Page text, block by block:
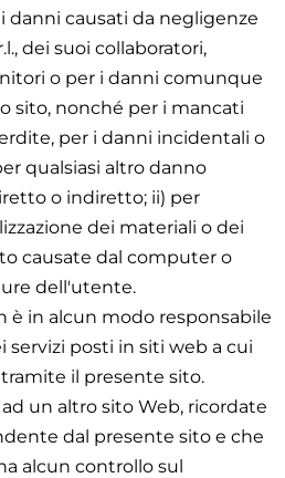
danni causati da negligenze
dei suoi collaboratori,
o per i danni comunque
sito, nonché per i mancati
per i danni incidentali o
qualsiasi altro danno
o indiretto; ii) per
dei materiali o dei
causate dal computer o
dell'utente.
è in alcun modo responsabile
posti in siti web a cui
il presente sito.
un altro sito Web, ricordate
dal presente sito e che
alcun controllo sul